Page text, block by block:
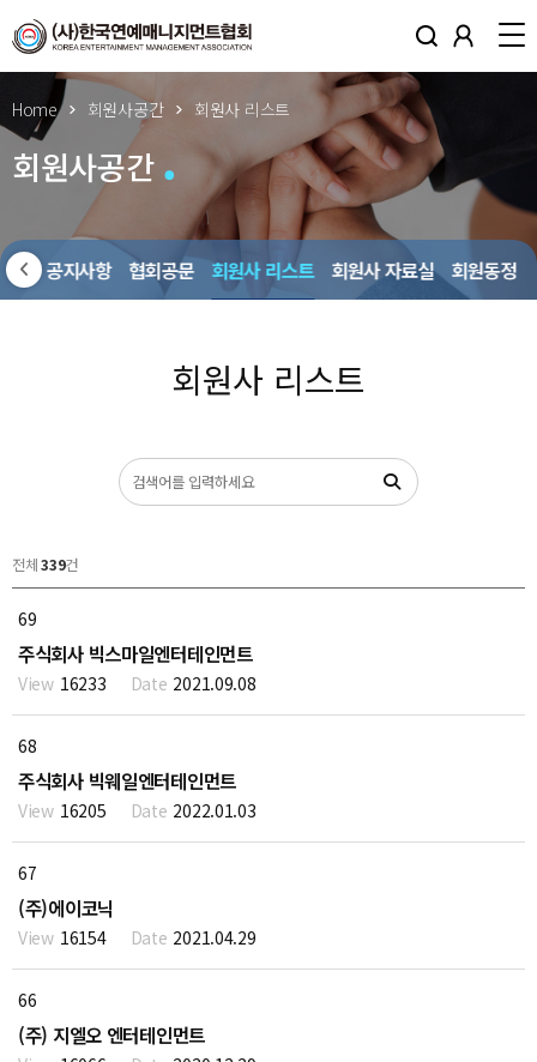
Home 회원사공간 회원사 리스트
회원사공간
원사 공지사항 협회공문 회원사 리스트 회원사 자료실 회원동정
회원사 리스트
전체339건
69
주식회사 빅스마일엔터테인먼트
16233 2021.09.08
68
주식회사 빅웨일엔터테인먼트
16205 2022.01.03
67
(주)에이코닉
16154 2021.04.29
66
(주) 지엘오 엔터테인먼트